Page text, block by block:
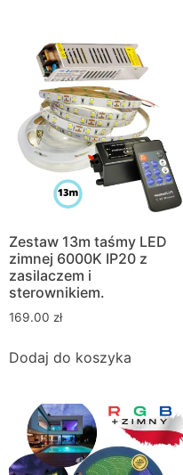
Zestaw 13m taśmy LED
zimnej 6000K IP20 z
zasilaczem i
sterownikiem.
169.00 zł
Dodaj do koszyka